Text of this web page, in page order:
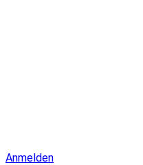
Anmelden